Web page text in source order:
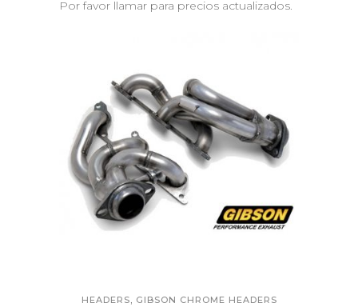
Por favor llamar para precios actualizados.
HEADERS, GIBSON CHROME HEADERS